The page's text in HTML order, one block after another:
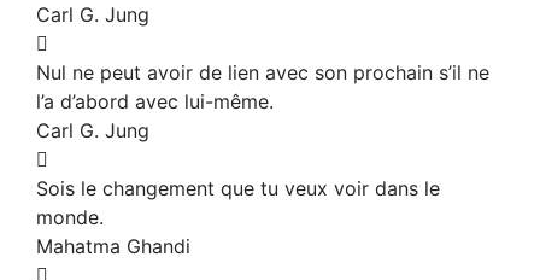
Carl G. Jung
Nul ne peut avoir de lien avec son prochain s’il ne
l’a d’abord avec lui-même.
Carl G. Jung
Sois le changement que tu veux voir dans le
monde.
Mahatma Ghandi